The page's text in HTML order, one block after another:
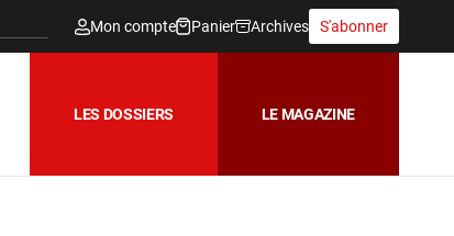
Mon compte Panier Archives S'abonner
LES DOSSIERS LE MAGAZINE